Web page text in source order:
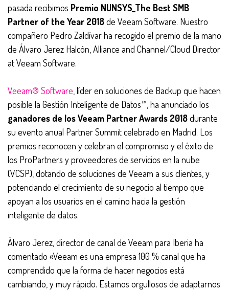
pasada recibimos Premio NUNSYS_The Best SMB
Partner of the Year 2018de Veeam Software. Nuestro
compañero Pedro Zaldívar ha recogido el premio de la mano
de Álvaro Jerez Halcón, Alliance and Channel/Cloud Director
at Veeam Software.
Veeam® Software , líder en soluciones de Backup que hacen
posible la Gestión Inteligente de Datos™, ha anunciado los
ganadores de los Veeam Partner Awards 2018durante
su evento anual Partner Summit celebrado en Madrid. Los
premios reconocen y celebran el compromiso y el éxito de
los ProPartners y proveedores de servicios en la nube
(VCSP), dotando de soluciones de Veeam a sus clientes, y
potenciando el crecimiento de su negocio al tiempo que
apoyan a los usuarios en el camino hacia la gestión
inteligente de datos.
Álvaro Jerez, director de canal de Veeam para Iberia ha
comentado «Veeam es una empresa 100 % canal que ha
comprendido que la forma de hacer negocios está
cambiando, y muy rápido. Estamos orgullosos de adaptarnos